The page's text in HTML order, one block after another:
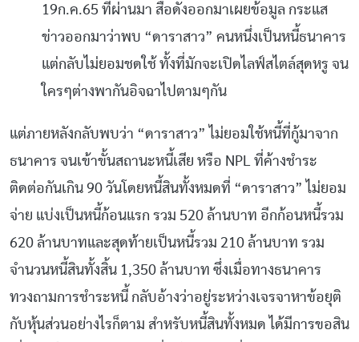
19ก.ค.65 ที่ผ่านมา สื่อดังออกมาเผยข้อมูล กระแส
ข่าวออกมาว่าพบ “ดาราสาว” คนหนึ่งเป็นหนี้ธนาคาร
แต่กลับไม่ยอมชดใช้ ทั้งที่มักจะเปิดไลฟ์สไตล์สุดหรู จน
ใครๆต่างพากันอิจฉาไปตามๆกัน
แต่ภายหลังกลับพบว่า “ดาราสาว” ไม่ยอมใช้หนี้ที่กู้มาจาก
ธนาคาร จนเข้าขั้นสถานะหนี้เสีย หรือ NPL ที่ค้างชำระ
ติดต่อกันเกิน 90 วันโดยหนี้สินทั้งหมดที่ “ดาราสาว” ไม่ยอม
จ่าย แบ่งเป็นหนี้ก้อนแรก รวม 520 ล้านบาท อีกก้อนหนี้รวม
620 ล้านบาทและสุดท้ายเป็นหนี้รวม 210 ล้านบาท รวม
จำนวนหนี้สินทั้งสิ้น 1,350 ล้านบาท ซึ่งเมื่อทางธนาคาร
ทวงถามการชำระหนี้ กลับอ้างว่าอยู่ระหว่างเจรจาหาข้อยุติ
กับหุ้นส่วนอย่างไรก็ตาม สำหรับหนี้สินทั้งหมด ได้มีการขอสิน